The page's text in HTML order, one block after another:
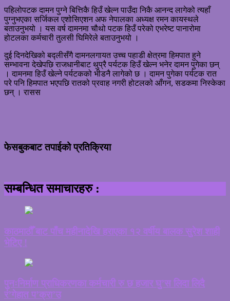
पहिलोपटक दामन पुग्ने बित्तिकै हिउँ खेल्न पाउँदा निकै आनन्द लागेको त्यहाँ
पुग्नुभएका सर्जिकल एशोसिएशन अफ नेपालका अध्यक्ष रमन कायस्थले
बताउनुभयो । यस वर्ष दामनमा चौथो पटक हिउँ परेको एभरेष्ट पानारोमा
होटलका कर्मचारी तुलसी घिमिरेले बताउनुभयो ।
दुई दिनदेखिको बद्लीसँगै दामनलगायत उच्च पहाडी क्षेत्रमा हिमपात हुने
सम्भावना देखेपछि राजधानीबाट थुप्रै पर्यटक हिउँ खेल्न भनेर दामन पुगेका छन्
। दामनमा हिउँ खेल्ने पर्यटकको भीडनै लागेको छ । दामन पुगेका पर्यटक रात
परे पनि हिमपात भएपछि रातको प्रवाह नगरी होटलको आँगन, सडकमा निस्केका
छन् । रासस
फेसबुकबाट तपाईको प्रतिक्रिया
सम्बन्धित समाचारहरु :
काठमाठौँ बाट पाँच महीनादेखि हराएका १२ वर्षीय बालक सुरेश शाही
भेटिए !
पुनःनिर्माण प्राधिकरणका कर्मचारी रु छ हजार घु’स लिदा लिदै
रं’गेहात प’क्रा’उ